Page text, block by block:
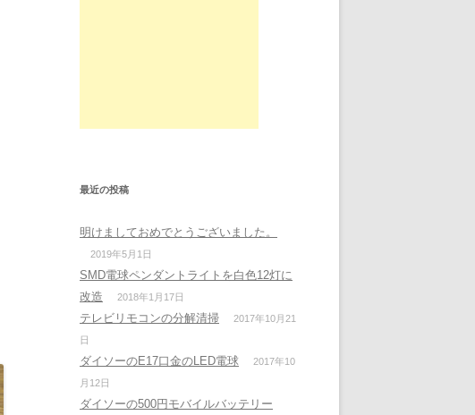
最近の投稿
明けましておめでとうございました。
2019年5月1日
SMD電球ペンダントライトを白色12灯に
改造
2018年1月17日
テレビリモコンの分解清掃
2017年10月21
日
ダイソーのE17口金のLED電球
2017年10
月12日
ダイソーの500円モバイルバッテリー